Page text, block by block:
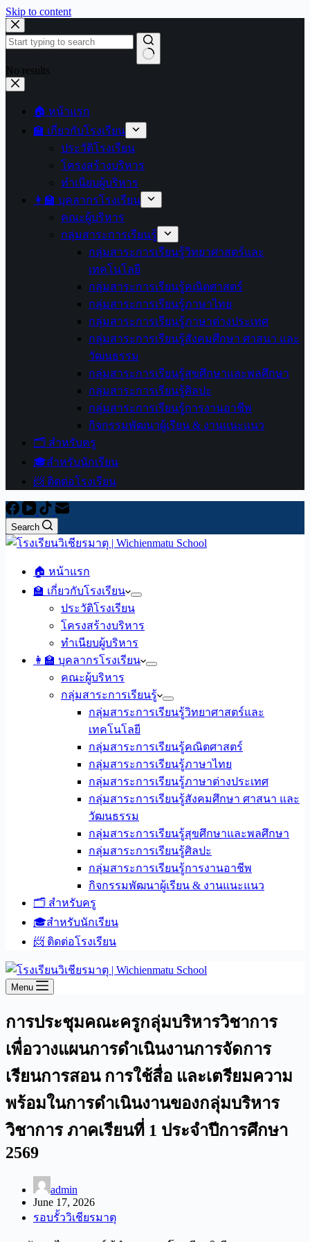
Skip to content
No results
🏠 หน้าแรก
🏫 เกี่ยวกับโรงเรียน
ประวัติโรงเรียน
โครงสร้างบริหาร
ทำเนียบผู้บริหาร
👩‍🏫 บุคลากรโรงเรียน
คณะผู้บริหาร
กลุ่มสาระการเรียนรู้
กลุ่มสาระการเรียนรู้วิทยาศาสตร์และ
เทคโนโลยี
กลุ่มสาระการเรียนรู้คณิตศาสตร์
กลุ่มสาระการเรียนรู้ภาษาไทย
กลุ่มสาระการเรียนรู้ภาษาต่างประเทศ
กลุ่มสาระการเรียนรู้สังคมศึกษา ศาสนา และ
วัฒนธรรม
กลุ่มสาระการเรียนรู้สุขศึกษาและพลศึกษา
กลุ่มสาระการเรียนรู้ศิลปะ
กลุ่มสาระการเรียนรู้การงานอาชีพ
กิจกรรมพัฒนาผู้เรียน & งานแนะแนว
🗂️ สำหรับครู
🎓สำหรับนักเรียน
📨 ติดต่อโรงเรียน
Search
🏠 หน้าแรก
🏫 เกี่ยวกับโรงเรียน
ประวัติโรงเรียน
โครงสร้างบริหาร
ทำเนียบผู้บริหาร
👩‍🏫 บุคลากรโรงเรียน
คณะผู้บริหาร
กลุ่มสาระการเรียนรู้
กลุ่มสาระการเรียนรู้วิทยาศาสตร์และ
เทคโนโลยี
กลุ่มสาระการเรียนรู้คณิตศาสตร์
กลุ่มสาระการเรียนรู้ภาษาไทย
กลุ่มสาระการเรียนรู้ภาษาต่างประเทศ
กลุ่มสาระการเรียนรู้สังคมศึกษา ศาสนา และ
วัฒนธรรม
กลุ่มสาระการเรียนรู้สุขศึกษาและพลศึกษา
กลุ่มสาระการเรียนรู้ศิลปะ
กลุ่มสาระการเรียนรู้การงานอาชีพ
กิจกรรมพัฒนาผู้เรียน & งานแนะแนว
🗂️ สำหรับครู
🎓สำหรับนักเรียน
📨 ติดต่อโรงเรียน
Menu
การประชุมคณะครูกลุ่มบริหารวิชาการ
เพื่อวางแผนการดำเนินงานการจัดการ
เรียนการสอน การใช้สื่อ และเตรียมความ
พร้อมในการดำเนินงานของกลุ่มบริหาร
วิชาการ ภาคเรียนที่ 1 ประจำปีการศึกษา
2569
admin
June 17, 2026
รอบรั้ววิเชียรมาตุ